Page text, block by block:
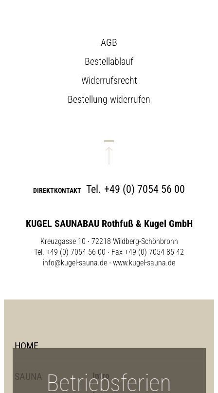
AGB
Bestellablauf
Widerrufsrecht
Bestellung widerrufen
DIREKTKONTAKT Tel. +49 (0) 7054 56 00
KUGEL SAUNABAU Rothfuß & Kugel GmbH
Kreuzgasse 10 ∙ 72218 Wildberg-Schönbronn
Tel. +49 (0) 7054 56 00 ∙ Fax +49 (0) 7054 85 42
info@kugel-sauna.de ∙ www.kugel-sauna.de
HOME
SAUNA
Intro
Betriebsferien